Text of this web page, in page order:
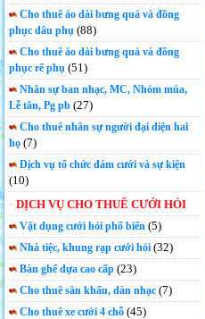
Cho thuê áo dài bưng quả và đồng
phục dâu phụ (88)
Cho thuê áo dài bưng quả và đồng
phục rể phụ (51)
Nhân sự ban nhạc, MC, Nhóm múa,
Lễ tân, Pg pb (27)
Cho thuê nhân sự người đại diện hai
họ (7)
Dịch vụ tổ chức đám cưới và sự kiện
(10)
DỊCH VỤ CHO THUÊ CƯỚI HỎI
Vật dụng cưới hỏi phổ biến (5)
Nhà tiệc, khung rạp cưới hỏi (32)
Bàn ghế dựa cao cấp (23)
Cho thuê sân khấu, dàn nhạc (7)
Cho thuê xe cưới 4 chỗ (45)